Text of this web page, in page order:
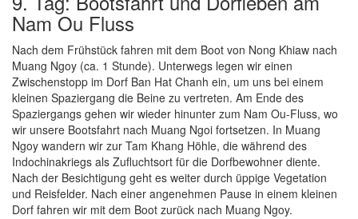
Nam Ou Fluss
Nach dem Frühstück fahren mit dem Boot von Nong Khiaw nach
Muang Ngoy (ca. 1 Stunde). Unterwegs legen wir einen
Zwischenstopp im Dorf Ban Hat Chanh ein, um uns bei einem
kleinen Spaziergang die Beine zu vertreten. Am Ende des
Spaziergangs gehen wir wieder hinunter zum Nam Ou-Fluss, wo
wir unsere Bootsfahrt nach Muang Ngoi fortsetzen. In Muang
Ngoy wandern wir zur Tam Khang Höhle, die während des
Indochinakriegs als Zufluchtsort für die Dorfbewohner diente.
Nach der Besichtigung geht es weiter durch üppige Vegetation
und Reisfelder. Nach einer angenehmen Pause in einem kleinen
Dorf fahren wir mit dem Boot zurück nach Muang Ngoy.